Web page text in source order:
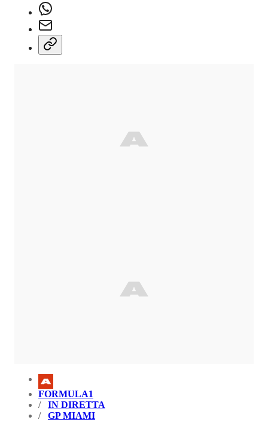
FORMULA1
IN DIRETTA
GP MIAMI